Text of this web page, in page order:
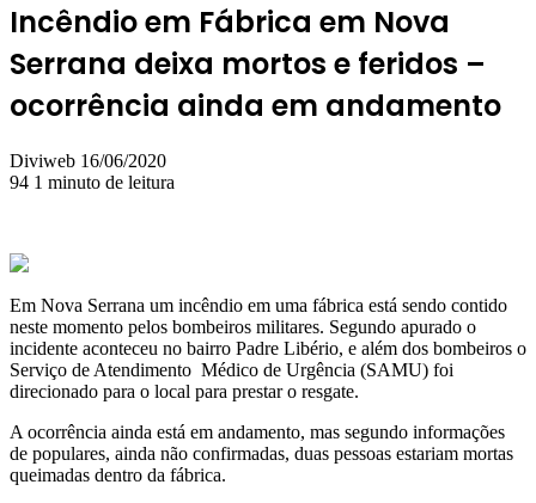
Incêndio em Fábrica em Nova
Serrana deixa mortos e feridos –
ocorrência ainda em andamento
Diviweb Mande
um
16/06/2020
94 1 minuto de leitura
Em Nova Serrana um incêndio em uma fábrica está sendo contido
neste momento pelos bombeiros militares. Segundo apurado o
incidente aconteceu no bairro Padre Libério, e além dos bombeiros o
Serviço de Atendimento Médico de Urgência (SAMU) foi
direcionado para o local para prestar o resgate.
A ocorrência ainda está em andamento, mas segundo informações
de populares, ainda não confirmadas, duas pessoas estariam mortas
queimadas dentro da fábrica.